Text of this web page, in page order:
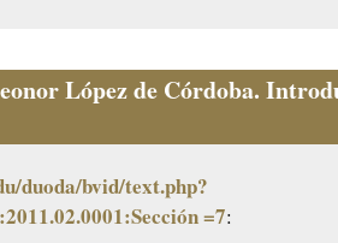
López de Córdoba.
duoda/bvid/text.php?
=7: